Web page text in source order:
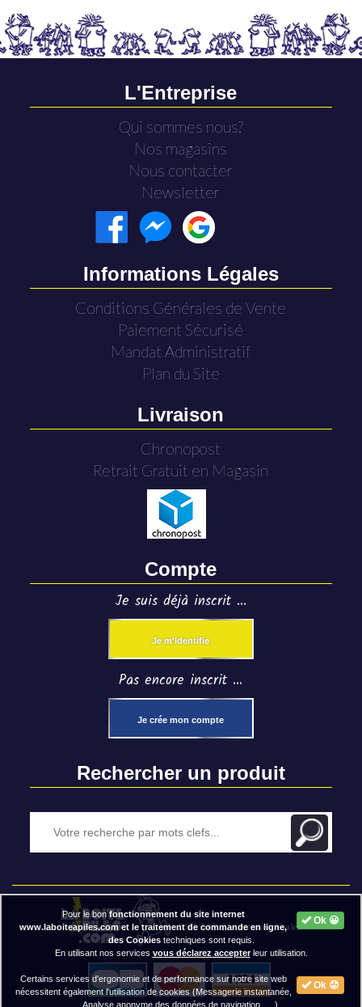
L'Entreprise
Qui sommes nous?
Nos magasins
Nous contacter
Newsletter
Informations Légales
Conditions Générales de Vente
Paiement Sécurisé
Mandat Administratif
Plan du Site
Livraison
Chronopost
Retrait Gratuit en Magasin
Compte
Je suis déjà inscrit ...
Je m'identifie
Pas encore inscrit ...
Je crée mon compte
Rechercher un produit
2020 BAP ⓒ - Mentions légales
Ok 😀
Pour le bonfonctionnement du site internet
www.laboiteapiles.com et le traitement de commande en ligne,
des Cookiestechniques sont requis.
En utilisant nos services vous déclarez accepterleur utilisation.
Ok 😟
Certains services d'ergonomie et de performance sur notre site web
nécessitent également l'utilisation de cookies (Messagerie instantanée,
Analyse anonyme des données de navigation, ... ).